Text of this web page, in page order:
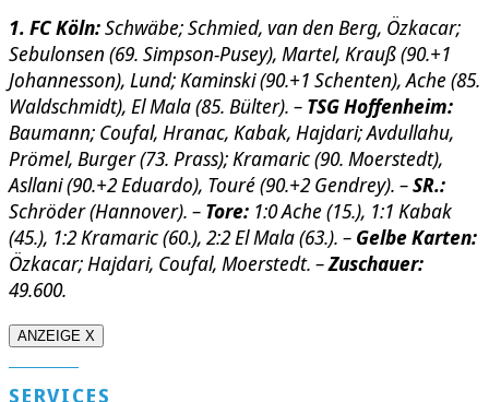
1. FC Köln:Schwäbe; Schmied, van den Berg, Özkacar;
Sebulonsen (69. Simpson-Pusey), Martel, Krauß (90.+1
Johannesson), Lund; Kaminski (90.+1 Schenten), Ache (85.
Waldschmidt), El Mala (85. Bülter). – TSG Hoffenheim:
Baumann; Coufal, Hranac, Kabak, Hajdari; Avdullahu,
Prömel, Burger (73. Prass); Kramaric (90. Moerstedt),
Asllani (90.+2 Eduardo), Touré (90.+2 Gendrey). –SR.:
Schröder (Hannover). – Tore: 1:0 Ache (15.), 1:1 Kabak
(45.), 1:2 Kramaric (60.), 2:2 El Mala (63.). – Gelbe Karten:
Özkacar; Hajdari, Coufal, Moerstedt. –Zuschauer:
49.600.
ANZEIGE X
SERVICES